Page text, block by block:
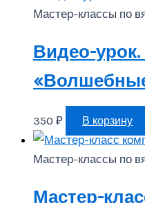
Мастер-классы по
Видео-
350 ₽ В корзину
Мастер-классы по
Мастер-